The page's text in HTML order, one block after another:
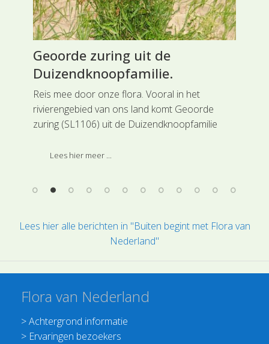
Geoorde zuring uit de
Duizendknoopfamilie.
Reis mee door onze flora. Vooral in het
rivierengebied van ons land komt Geoorde
zuring (SL1106) uit de Duizendknoopfamilie
hoofdgroep Anjerachtigen.
Lees hier meer ...
Lees hier alle berichten in "Buiten begint met Flora van
Nederland"
Flora van Nederland
>Achtergrond informatie
> Ervaringen bezoekers